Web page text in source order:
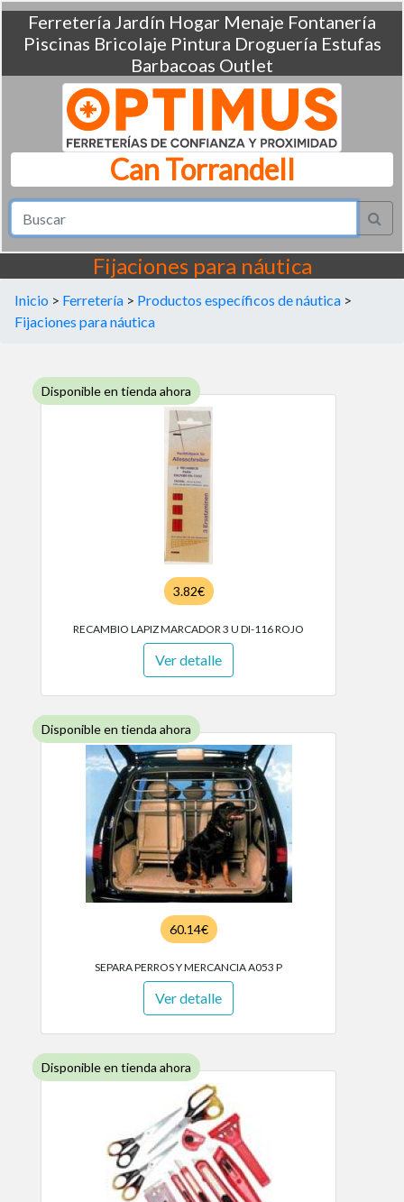
Ferretería Jardín Hogar Menaje Fontanería
Piscinas Bricolaje Pintura Droguería Estufas
Barbacoas Outlet
Can Torrandell
Fijaciones para náutica
Inicio > Ferretería > Productos específicos de náutica >
Fijaciones para náutica
Disponible en tienda ahora
3.82€
RECAMBIO LAPIZ MARCADOR 3 U DI-116 ROJO
Ver detalle
Disponible en tienda ahora
60.14€
SEPARA PERROS Y MERCANCIA A053 P
Ver detalle
Disponible en tienda ahora